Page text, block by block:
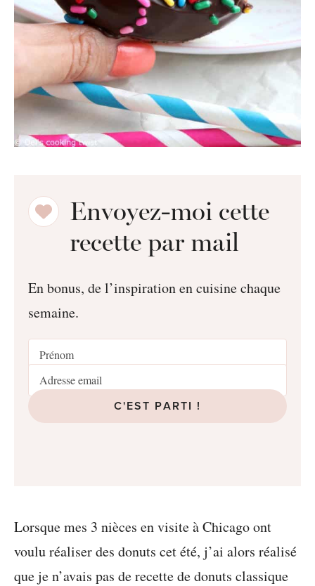
Envoyez-moi cette
recette par mail
En bonus, de l’inspiration en cuisine chaque
semaine.
C'EST PARTI !
Lorsque mes 3 nièces en visite à Chicago ont
voulu réaliser des donuts cet été, j’ai alors réalisé
que je n’avais pas de recette de donuts classique